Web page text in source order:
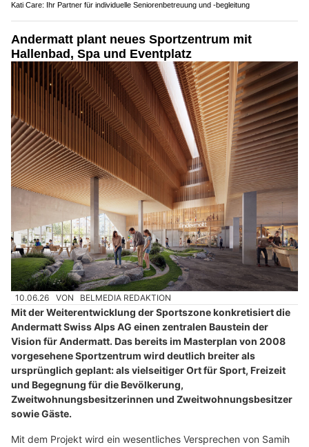
Kati Care: Ihr Partner für individuelle Seniorenbetreuung und -begleitung
Andermatt plant neues Sportzentrum mit
Hallenbad, Spa und Eventplatz
10.06.26 VON BELMEDIA REDAKTION
Mit der Weiterentwicklung der Sportszone konkretisiert die
Andermatt Swiss Alps AG einen zentralen Baustein der
Vision für Andermatt. Das bereits im Masterplan von 2008
vorgesehene Sportzentrum wird deutlich breiter als
ursprünglich geplant: als vielseitiger Ort für Sport, Freizeit
und Begegnung für die Bevölkerung,
Zweitwohnungsbesitzerinnen und Zweitwohnungsbesitzer
sowie Gäste.
Mit dem Projekt wird ein wesentliches Versprechen von Samih